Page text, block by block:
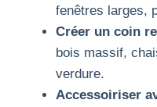
fenêtres larges,
Créer un coin
bois massif,
verdure.
Accessoiriser